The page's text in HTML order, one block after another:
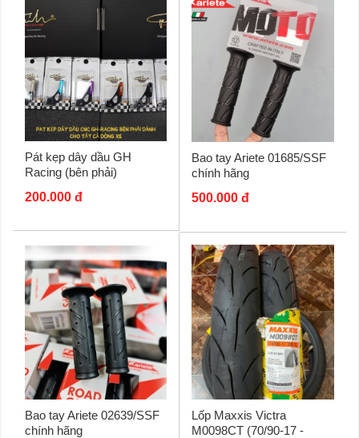
Pát kẹp dây dầu GH
Racing (bên phải)
200.000 đ
Bao tay Ariete 01685/SSF
chính hãng
500.000 đ
Bao tay Ariete 02639/SSF
chính hãng
Lốp Maxxis Victra
M0098CT (70/90-17 -